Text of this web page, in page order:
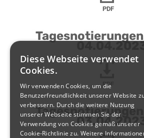
PDF
PDF
03.04.2023
Diese Webseite verwendet
Cookies.
Wir verwenden Cookies, um die
Benutzerfreundlichkeit unserer Website
verbessern. Durch die weitere Nutzung
unserer Webseite stimmen Sie der
Verwendung von Cookies gemäß unserer
Cookie-Richtlinie zu. Weitere